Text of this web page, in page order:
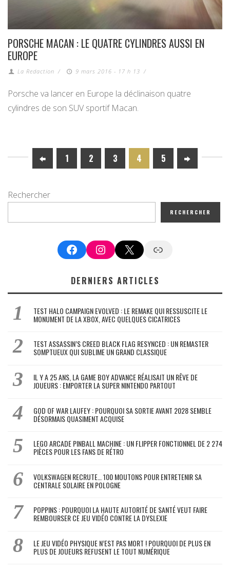
PORSCHE MACAN : LE QUATRE CYLINDRES AUSSI EN
EUROPE
La Redaction / 9 mars 2016 - 17 h 13 /
Porsche va lancer en Europe la déclinaison quatre
cylindres de son SUV sportif Macan.
1 2 3 4 5
Rechercher
RECHERCHER
FacebookInstagram
X Google News
DERNIERS ARTICLES
TEST HALO CAMPAIGN EVOLVED : LE REMAKE QUI RESSUSCITE LE
MONUMENT DE LA XBOX, AVEC QUELQUES CICATRICES
TEST ASSASSIN’S CREED BLACK FLAG RESYNCED : UN REMASTER
SOMPTUEUX QUI SUBLIME UN GRAND CLASSIQUE
IL Y A 25 ANS, LA GAME BOY ADVANCE RÉALISAIT UN RÊVE DE
JOUEURS : EMPORTER LA SUPER NINTENDO PARTOUT
GOD OF WAR LAUFEY : POURQUOI SA SORTIE AVANT 2028 SEMBLE
DÉSORMAIS QUASIMENT ACQUISE
LEGO ARCADE PINBALL MACHINE : UN FLIPPER FONCTIONNEL DE 2 274
PIÈCES POUR LES FANS DE RÉTRO
VOLKSWAGEN RECRUTE… 100 MOUTONS POUR ENTRETENIR SA
CENTRALE SOLAIRE EN POLOGNE
POPPINS : POURQUOI LA HAUTE AUTORITÉ DE SANTÉ VEUT FAIRE
REMBOURSER CE JEU VIDÉO CONTRE LA DYSLEXIE
LE JEU VIDÉO PHYSIQUE N’EST PAS MORT ! POURQUOI DE PLUS EN
PLUS DE JOUEURS REFUSENT LE TOUT NUMÉRIQUE